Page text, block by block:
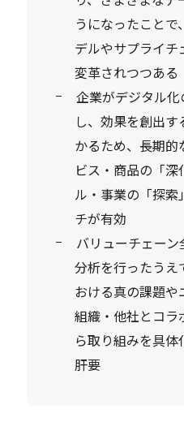
うになったこと
デルやサプライチ
変革されつつある
企業がデジタル
し、効果を創出
かるため、長期的
ビス・商品の「
ル・事業の「探索
チが有効
バリューチェー
分析を行ったうえ
おける真の課題
組織・他社とコラ
ら取り組みを具
肝要